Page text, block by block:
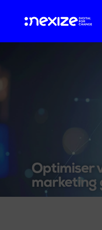
Optimiser
marketing